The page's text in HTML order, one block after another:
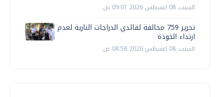
السبت، 08 اغسطس 2026 09:01 ص
تحرير 759 مخالفة لقائدي الدراجات النارية لعدم
ارتداء الخوذة
السبت، 08 اغسطس 2026 08:58 ص